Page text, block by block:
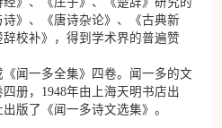
》、《唐诗杂论》、《古典新
校补》，得到学术界的普遍赞
一多全集》四卷。闻一多的文
册，1948年由上海天明书店出
版了《闻一多诗文选集》。